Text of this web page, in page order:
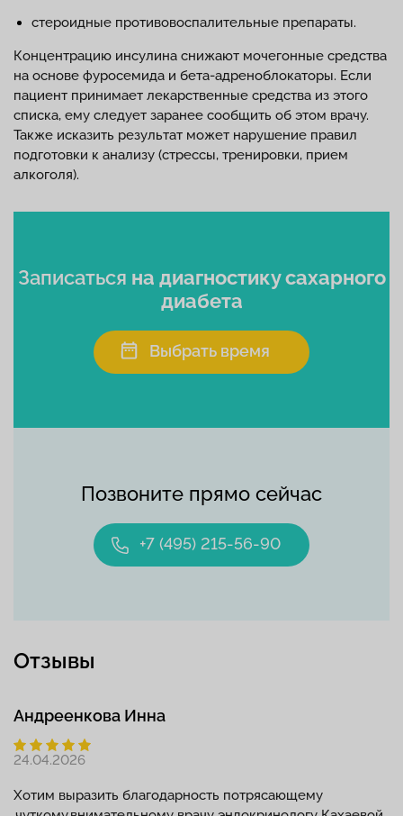
стероидные противовоспалительные препараты.
Концентрацию инсулина снижают мочегонные средства
на основе фуросемида и бета-адреноблокаторы. Если
пациент принимает лекарственные средства из этого
списка, ему следует заранее сообщить об этом врачу.
Также исказить результат может нарушение правил
подготовки к анализу (стрессы, тренировки, прием
алкоголя).
Позвоните прямо сейчас
+7 (495) 215-56-90
Записаться на диагностику сахарного
диабета
Выбрать время
Отзывы
Андреенкова Инна
24.04.2026
Хотим выразить благодарность потрясающему